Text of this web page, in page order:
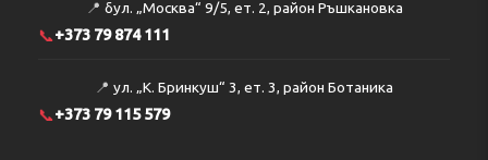
📍 бул. „Москва“ 9/5, ет. 2, район Ръшкановка
📞+373 79 874 111
📍 ул. „К. Бринкуш“ 3, ет. 3, район Ботаника
📞+373 79 115 579